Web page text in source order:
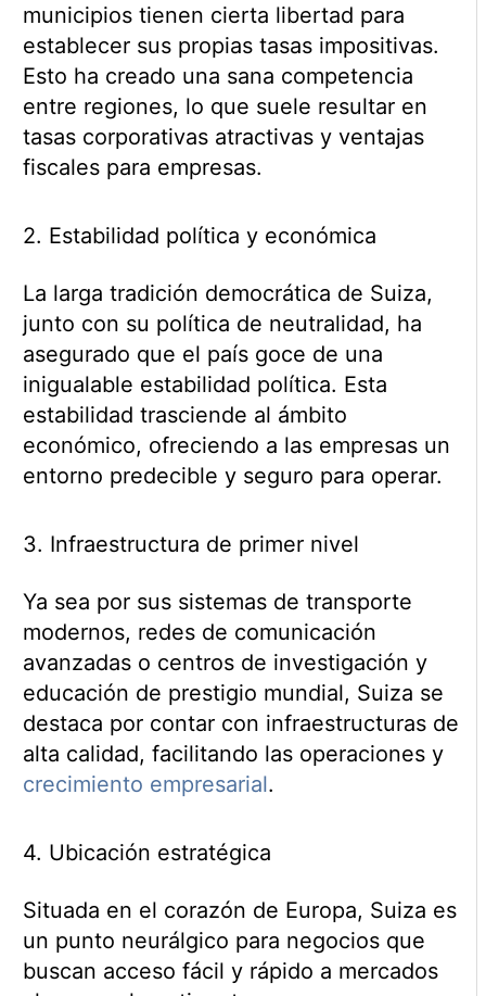
municipios tienen cierta libertad para
establecer sus propias tasas impositivas.
Esto ha creado una sana competencia
entre regiones, lo que suele resultar en
tasas corporativas atractivas y ventajas
fiscales para empresas.
2. Estabilidad política y económica
La larga tradición democrática de Suiza,
junto con su política de neutralidad, ha
asegurado que el país goce de una
inigualable estabilidad política. Esta
estabilidad trasciende al ámbito
económico, ofreciendo a las empresas un
entorno predecible y seguro para operar.
3. Infraestructura de primer nivel
Ya sea por sus sistemas de transporte
modernos, redes de comunicación
avanzadas o centros de investigación y
educación de prestigio mundial, Suiza se
destaca por contar con infraestructuras de
alta calidad, facilitando las operaciones y
crecimiento empresarial.
4. Ubicación estratégica
Situada en el corazón de Europa, Suiza es
un punto neurálgico para negocios que
buscan acceso fácil y rápido a mercados